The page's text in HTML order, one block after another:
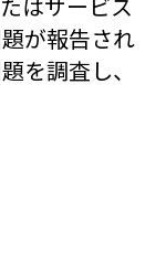
が報告され
を調査し、